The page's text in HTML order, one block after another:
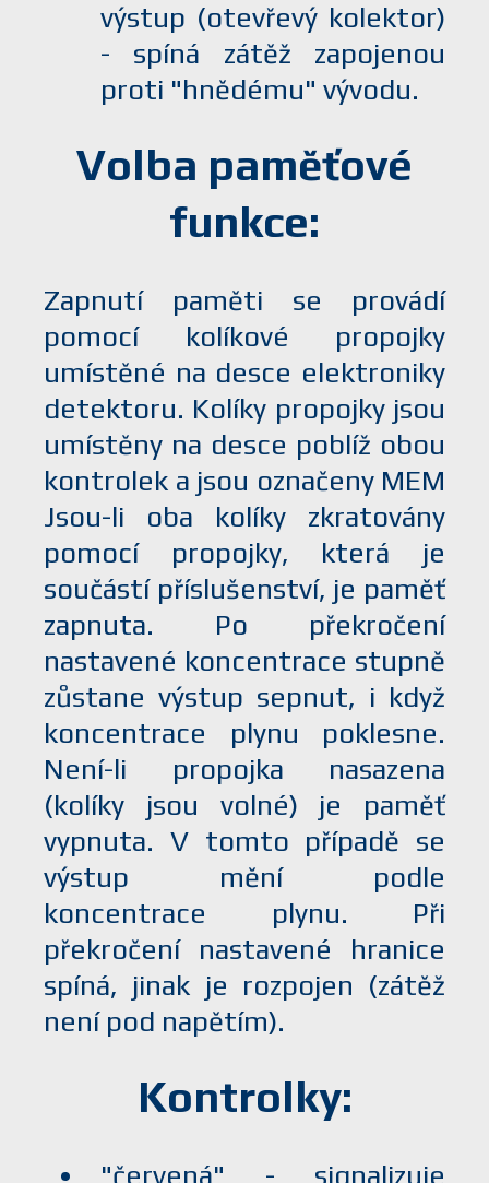
výstup (otevřevý kolektor)
- spíná zátěž zapojenou
proti "hnědému" vývodu.
Volba paměťové
funkce:
Zapnutí paměti se provádí
pomocí kolíkové propojky
umístěné na desce elektroniky
detektoru. Kolíky propojky jsou
umístěny na desce poblíž obou
kontrolek a jsou označeny MEM
Jsou-li oba kolíky zkratovány
pomocí propojky, která je
součástí příslušenství, je paměť
zapnuta. Po překročení
nastavené koncentrace stupně
zůstane výstup sepnut, i když
koncentrace plynu poklesne.
Není-li propojka nasazena
(kolíky jsou volné) je paměť
vypnuta. V tomto případě se
výstup mění podle
koncentrace plynu. Při
překročení nastavené hranice
spíná, jinak je rozpojen (zátěž
není pod napětím).
Kontrolky:
"červená" - signalizuje